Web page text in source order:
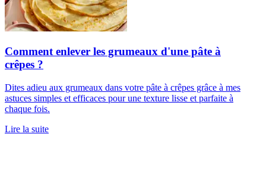
Comment enlever les grumeaux d'une pâte à
crêpes ?
Dites adieu aux grumeaux dans votre pâte à crêpes grâce à mes
astuces simples et efficaces pour une texture lisse et parfaite à
chaque fois.
Lire la suite